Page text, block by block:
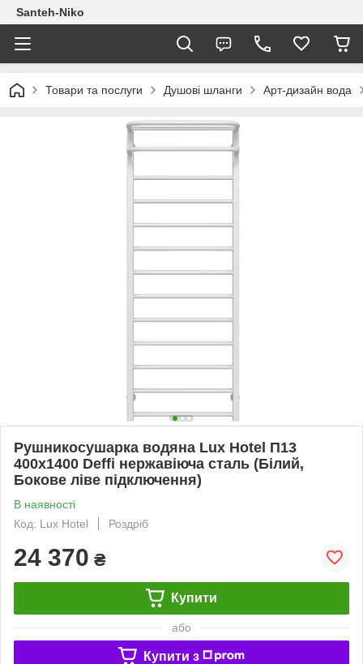
Santeh-Niko
Товари та послуги Душові шланги Арт-дизайн вода
Рушникосушарка водяна Lux Hotel П13
400х1400 Deffi нержавіюча сталь (Білий,
Бокове ліве підключення)
В наявності
Код: Lux Hotel
Роздріб
24 370 ₴
Купити
або
Купити з